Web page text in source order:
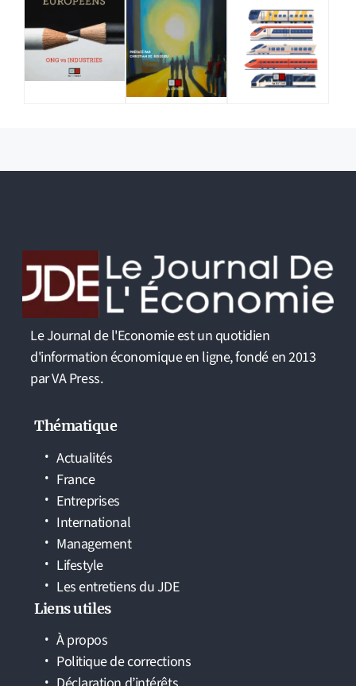
Le Journal de l'Economie est un quotidien
d'information économique en ligne, fondé en 2013
par VA Press.
Thématique
Actualités
France
Entreprises
International
Management
Lifestyle
Les entretiens du JDE
Liens utiles
À propos
Politique de corrections